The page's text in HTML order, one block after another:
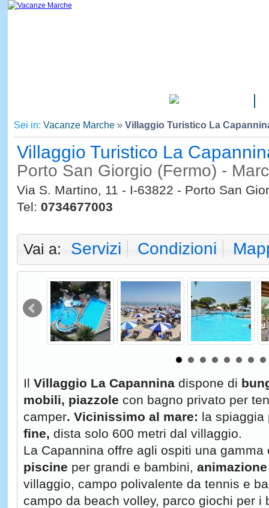
Sei in: Vacanze Marche» Villaggio Turistico La
Villaggio Turistico La
Porto San Giorgio (Fermo) -
Via S. Martino, 11 - I-63822 - Porto San
Tel: 0734677003
Vai a: Servizi Condizioni
Il Villaggio La Capanninadispone di
mobili, piazzole con bagno privato per
camper. Vicinissimo al mare: la
fine, dista solo 600 metri dal villaggio.
La Capannina offre agli ospiti una
piscine per grandi e bambini, animazione
villaggio, campo polivalente da tennis e
campo da beach volley, parco giochi per i